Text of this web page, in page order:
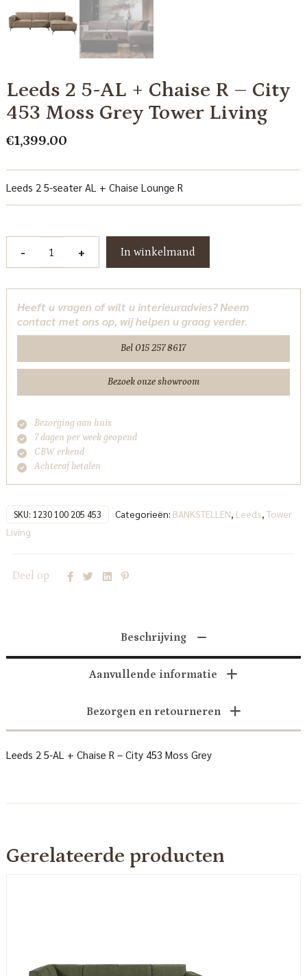
Leeds 2 5-AL + Chaise R – City
453 Moss Grey Tower Living
€1,399.00
Leeds 2 5-seater AL + Chaise Lounge R
-
AL
Chaise
Grey
Tower
Living
aantal
+ In winkelmand
Heeft u vragen of wilt u interieuradvies? Neem
contact met ons op, wij helpen u graag verder.
Bel 015 257 8617
Bezoek onze showroom
Bezorging aan huis
7 dagen per week geopend
CBW erkend
Achteraf betalen
SKU: 1230 100 205 453 Categorieën: BANKSTELLEN Leeds Tower
Living
Deel op
Beschrijving
Aanvullende informatie
Bezorgen en retourneren
Leeds 2 5-AL + Chaise R – City 453 Moss Grey
Gerelateerde producten